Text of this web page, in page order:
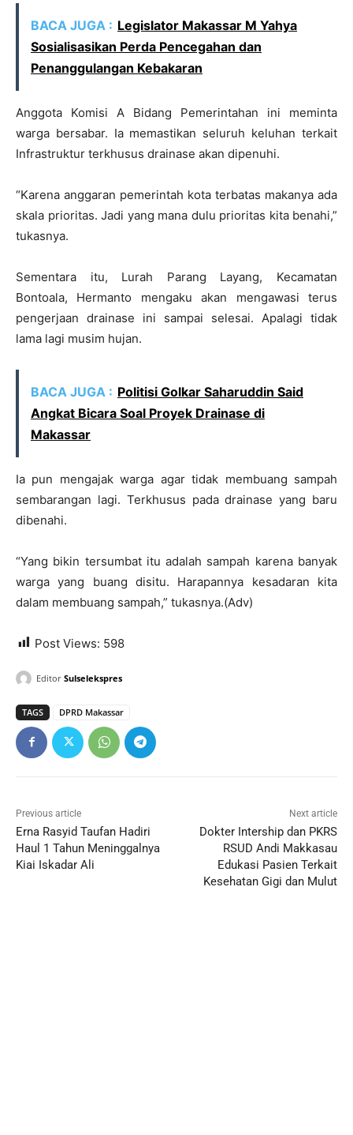
BACA JUGA : Legislator Makassar M Yahya
Sosialisasikan Perda Pencegahan dan
Penanggulangan Kebakaran
Anggota Komisi A Bidang Pemerintahan ini meminta
warga bersabar. Ia memastikan seluruh keluhan terkait
Infrastruktur terkhusus drainase akan dipenuhi.
“Karena anggaran pemerintah kota terbatas makanya ada
skala prioritas. Jadi yang mana dulu prioritas kita benahi,”
tukasnya.
Sementara itu, Lurah Parang Layang, Kecamatan
Bontoala, Hermanto mengaku akan mengawasi terus
pengerjaan drainase ini sampai selesai. Apalagi tidak
lama lagi musim hujan.
BACA JUGA : Politisi Golkar Saharuddin Said
Angkat Bicara Soal Proyek Drainase di
Makassar
Ia pun mengajak warga agar tidak membuang sampah
sembarangan lagi. Terkhusus pada drainase yang baru
dibenahi.
“Yang bikin tersumbat itu adalah sampah karena banyak
warga yang buang disitu. Harapannya kesadaran kita
dalam membuang sampah,” tukasnya.(Adv)
Post Views: 598
Editor Sulselekspres
TAGS DPRD Makassar
Previous article
Erna Rasyid Taufan Hadiri
Haul 1 Tahun Meninggalnya
Kiai Iskadar Ali
Next article
Dokter Intership dan PKRS
RSUD Andi Makkasau
Edukasi Pasien Terkait
Kesehatan Gigi dan Mulut